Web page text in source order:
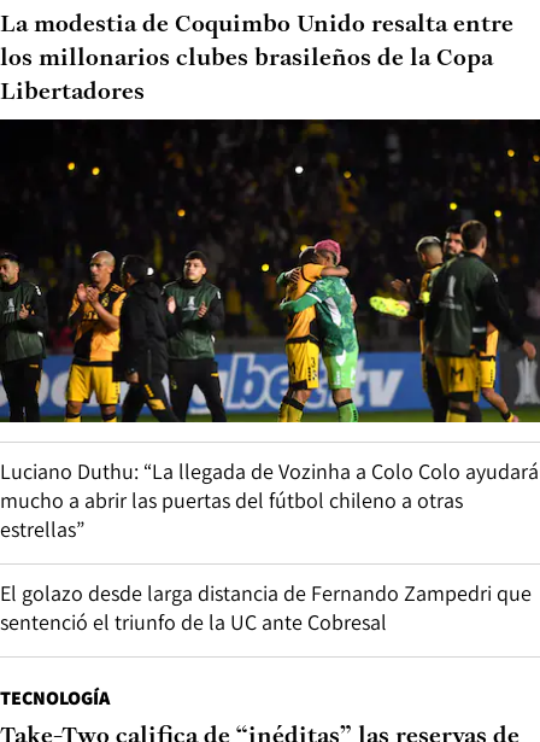
La modestia de Coquimbo Unido resalta entre
los millonarios clubes brasileños de la Copa
Libertadores
Luciano Duthu: “La llegada de Vozinha a Colo Colo ayudará
mucho a abrir las puertas del fútbol chileno a otras
estrellas”
El golazo desde larga distancia de Fernando Zampedri que
sentenció el triunfo de la UC ante Cobresal
TECNOLOGÍA